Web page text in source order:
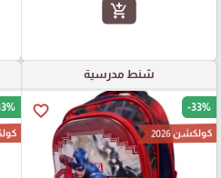
add_shopping_cart
شنط مدرسية
favorite_border -33%
كولكشن 2026